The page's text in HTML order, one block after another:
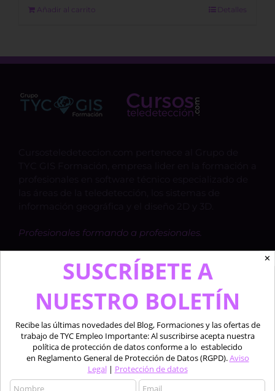
Añadir al carrito Detalles
Profesionales formando a profesionales.
TYC GIS ESPAÑA – MADRID
✕
SUSCRÍBETE A
NUESTRO BOLETÍN
Recibe las últimas novedades del Blog, Formaciones y las ofertas de
trabajo de TYC Empleo Importante: Al suscribirse acepta nuestra
política de protección de datos conforme a lo establecido
en Reglamento General de Protección de Datos (RGPD).Aviso
Legal| Protección de datos